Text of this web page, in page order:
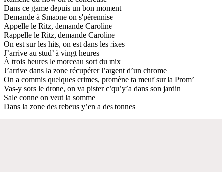
Dans ce game depuis un bon moment
Demande à Smaone on s'pérennise
Appelle le Ritz, demande Caroline
Rappelle le Ritz, demande Caroline
On est sur les hits, on est dans les rixes
J’arrive au stud’ à vingt heures
À trois heures le morceau sort du mix
J’arrive dans la zone récupérer l’argent d’un chrome
On a commis quelques crimes, promène ta meuf sur la Prom’
Vas-y sors le drone, on va pister c’qu’y’a dans son jardin
Sale conne on veut la somme
Dans la zone des rebeus y’en a des tonnes